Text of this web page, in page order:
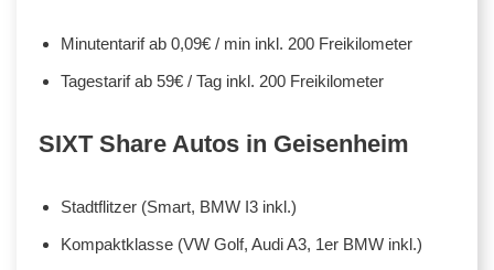
Minutentarif ab 0,09€ / min inkl. 200 Freikilometer
Tagestarif ab 59€ / Tag inkl. 200 Freikilometer
SIXT Share Autos in Geisenheim
Stadtflitzer (Smart, BMW I3 inkl.)
Kompaktklasse (VW Golf, Audi A3, 1er BMW inkl.)